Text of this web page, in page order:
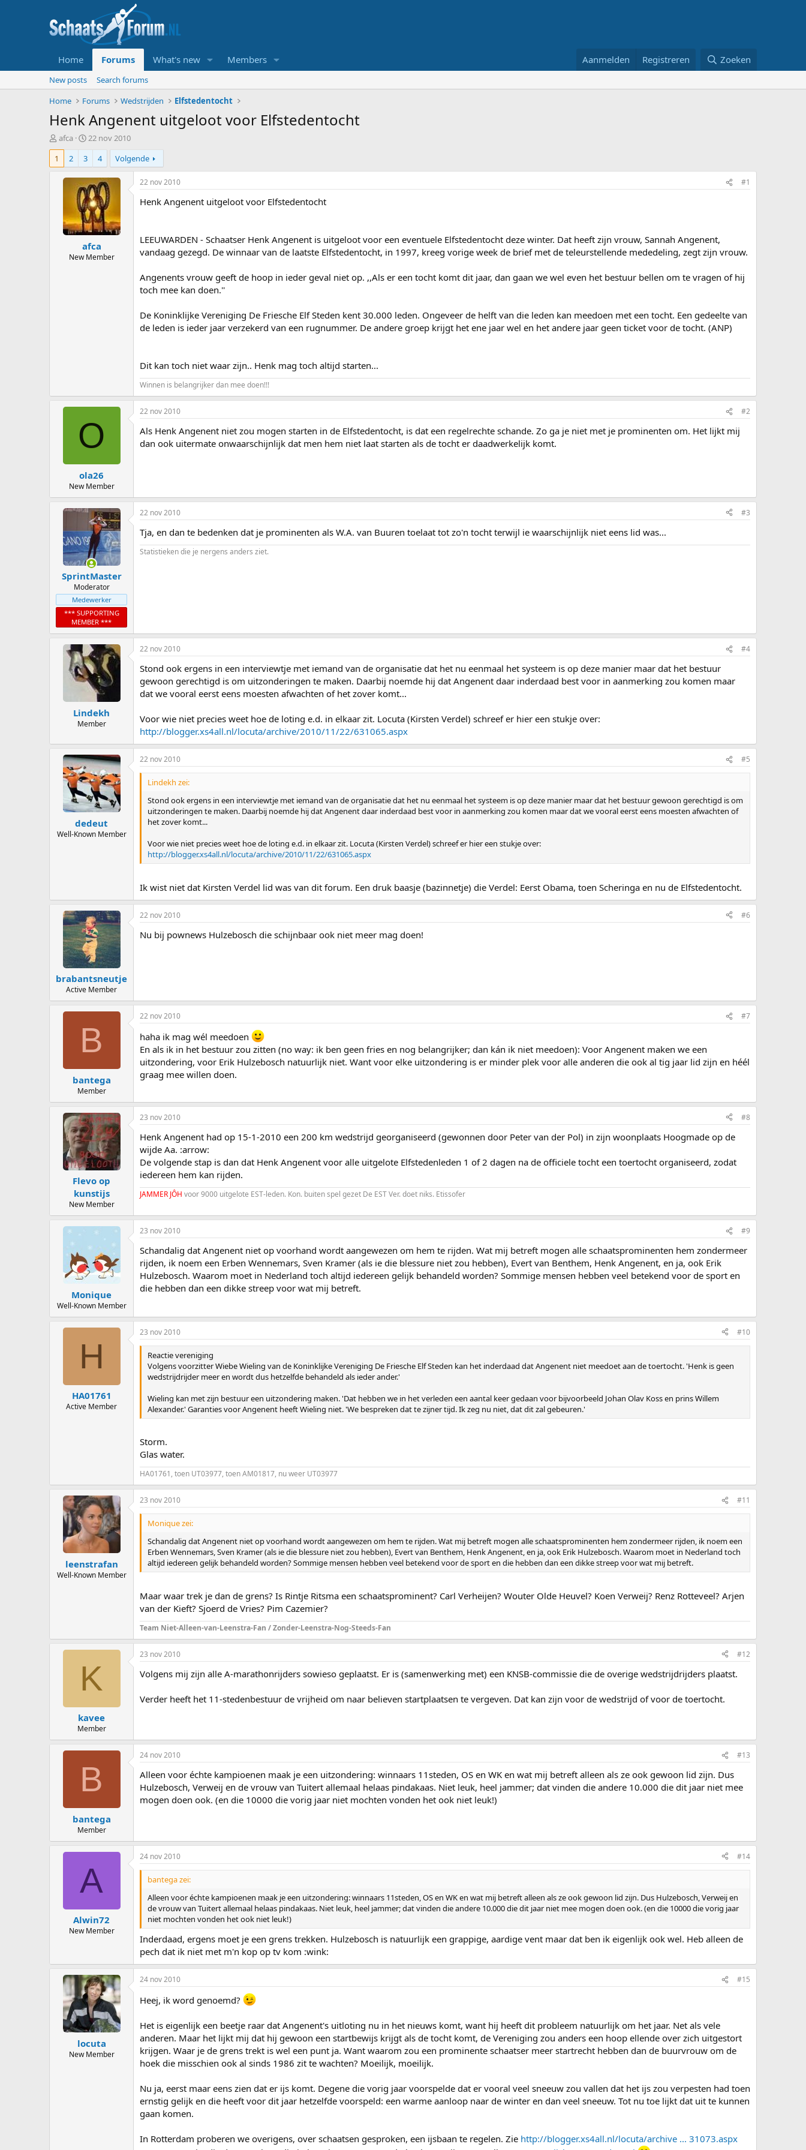
Home Forums What's new Members Aanmelden Registreren Zoeken
New posts
Search forums
Home
Forums Wedstrijden Elfstedentocht
Henk Angenent uitgeloot voor Elfstedentocht
T
o
i
afca
S
t
r
t
d
a
t
u
m
22 nov 2010
1
2 3 4 Volgende
afca
New Member
22 nov 2010 #1
Henk Angenent uitgeloot voor Elfstedentocht
LEEUWARDEN - Schaatser Henk Angenent is uitgeloot voor een eventuele Elfstedentocht deze winter. Dat heeft zijn vrouw, Sannah Angenent,
vandaag gezegd. De winnaar van de laatste Elfstedentocht, in 1997, kreeg vorige week de brief met de teleurstellende mededeling, zegt zijn vrouw.
Angenents vrouw geeft de hoop in ieder geval niet op. ,,Als er een tocht komt dit jaar, dan gaan we wel even het bestuur bellen om te vragen of hij
toch mee kan doen.''
De Koninklijke Vereniging De Friesche Elf Steden kent 30.000 leden. Ongeveer de helft van die leden kan meedoen met een tocht. Een gedeelte van
de leden is ieder jaar verzekerd van een rugnummer. De andere groep krijgt het ene jaar wel en het andere jaar geen ticket voor de tocht. (ANP)
Dit kan toch niet waar zijn.. Henk mag toch altijd starten...
Winnen is belangrijker dan mee doen!!!
O
ola26
New Member
22 nov 2010 #2
Als Henk Angenent niet zou mogen starten in de Elfstedentocht, is dat een regelrechte schande. Zo ga je niet met je prominenten om. Het lijkt mij
dan ook uitermate onwaarschijnlijk dat men hem niet laat starten als de tocht er daadwerkelijk komt.
SprintMaster
Moderator
Medewerker
*** SUPPORTING
MEMBER ***
22 nov 2010 #3
Tja, en dan te bedenken dat je prominenten als W.A. van Buuren toelaat tot zo'n tocht terwijl ie waarschijnlijk niet eens lid was...
Statistieken die je nergens anders ziet.
Lindekh
Member
22 nov 2010 #4
Stond ook ergens in een interviewtje met iemand van de organisatie dat het nu eenmaal het systeem is op deze manier maar dat het bestuur
gewoon gerechtigd is om uitzonderingen te maken. Daarbij noemde hij dat Angenent daar inderdaad best voor in aanmerking zou komen maar
dat we vooral eerst eens moesten afwachten of het zover komt...
Voor wie niet precies weet hoe de loting e.d. in elkaar zit. Locuta (Kirsten Verdel) schreef er hier een stukje over:
http://blogger.xs4all.nl/locuta/archive/2010/11/22/631065.aspx
dedeut
Well-Known Member
22 nov 2010 #5
Lindekh zei:
Stond ook ergens in een interviewtje met iemand van de organisatie dat het nu eenmaal het systeem is op deze manier maar dat het bestuur gewoon gerechtigd is om
uitzonderingen te maken. Daarbij noemde hij dat Angenent daar inderdaad best voor in aanmerking zou komen maar dat we vooral eerst eens moesten afwachten of
het zover komt...
Voor wie niet precies weet hoe de loting e.d. in elkaar zit. Locuta (Kirsten Verdel) schreef er hier een stukje over:
http://blogger.xs4all.nl/locuta/archive/2010/11/22/631065.aspx
Ik wist niet dat Kirsten Verdel lid was van dit forum. Een druk baasje (bazinnetje) die Verdel: Eerst Obama, toen Scheringa en nu de Elfstedentocht.
brabantsneutje
Active Member
22 nov 2010 #6
Nu bij pownews Hulzebosch die schijnbaar ook niet meer mag doen!
B
bantega
Member
22 nov 2010 #7
haha ik mag wél meedoen
En als ik in het bestuur zou zitten (no way: ik ben geen fries en nog belangrijker; dan kán ik niet meedoen): Voor Angenent maken we een
uitzondering, voor Erik Hulzebosch natuurlijk niet. Want voor elke uitzondering is er minder plek voor alle anderen die ook al tig jaar lid zijn en héél
graag mee willen doen.
Flevo op
kunstijs
New Member
23 nov 2010 #8
Henk Angenent had op 15-1-2010 een 200 km wedstrijd georganiseerd (gewonnen door Peter van der Pol) in zijn woonplaats Hoogmade op de
wijde Aa. :arrow:
De volgende stap is dan dat Henk Angenent voor alle uitgelote Elfstedenleden 1 of 2 dagen na de officiele tocht een toertocht organiseerd, zodat
iedereen hem kan rijden.
JAMMER JÔH voor 9000 uitgelote EST-leden. Kon. buiten spel gezet De EST Ver. doet niks. Etissofer
Monique
Well-Known Member
23 nov 2010 #9
Schandalig dat Angenent niet op voorhand wordt aangewezen om hem te rijden. Wat mij betreft mogen alle schaatsprominenten hem zondermeer
rijden, ik noem een Erben Wennemars, Sven Kramer (als ie die blessure niet zou hebben), Evert van Benthem, Henk Angenent, en ja, ook Erik
Hulzebosch. Waarom moet in Nederland toch altijd iedereen gelijk behandeld worden? Sommige mensen hebben veel betekend voor de sport en
die hebben dan een dikke streep voor wat mij betreft.
H
HA01761
Active Member
23 nov 2010 #10
Reactie vereniging
Volgens voorzitter Wiebe Wieling van de Koninklijke Vereniging De Friesche Elf Steden kan het inderdaad dat Angenent niet meedoet aan de toertocht. 'Henk is geen
wedstrijdrijder meer en wordt dus hetzelfde behandeld als ieder ander.'
Wieling kan met zijn bestuur een uitzondering maken. 'Dat hebben we in het verleden een aantal keer gedaan voor bijvoorbeeld Johan Olav Koss en prins Willem
Alexander.' Garanties voor Angenent heeft Wieling niet. 'We bespreken dat te zijner tijd. Ik zeg nu niet, dat dit zal gebeuren.'
Storm.
Glas water.
HA01761, toen UT03977, toen AM01817, nu weer UT03977
leenstrafan
Well-Known Member
23 nov 2010 #11
Monique zei:
Schandalig dat Angenent niet op voorhand wordt aangewezen om hem te rijden. Wat mij betreft mogen alle schaatsprominenten hem zondermeer rijden, ik noem een
Erben Wennemars, Sven Kramer (als ie die blessure niet zou hebben), Evert van Benthem, Henk Angenent, en ja, ook Erik Hulzebosch. Waarom moet in Nederland toch
altijd iedereen gelijk behandeld worden? Sommige mensen hebben veel betekend voor de sport en die hebben dan een dikke streep voor wat mij betreft.
Maar waar trek je dan de grens? Is Rintje Ritsma een schaatsprominent? Carl Verheijen? Wouter Olde Heuvel? Koen Verweij? Renz Rotteveel? Arjen
van der Kieft? Sjoerd de Vries? Pim Cazemier?
Team Niet-Alleen-van-Leenstra-Fan / Zonder-Leenstra-Nog-Steeds-Fan
K
kavee
Member
23 nov 2010 #12
Volgens mij zijn alle A-marathonrijders sowieso geplaatst. Er is (samenwerking met) een KNSB-commissie die de overige wedstrijdrijders plaatst.
Verder heeft het 11-stedenbestuur de vrijheid om naar believen startplaatsen te vergeven. Dat kan zijn voor de wedstrijd of voor de toertocht.
B
bantega
Member
24 nov 2010 #13
Alleen voor échte kampioenen maak je een uitzondering: winnaars 11steden, OS en WK en wat mij betreft alleen als ze ook gewoon lid zijn. Dus
Hulzebosch, Verweij en de vrouw van Tuitert allemaal helaas pindakaas. Niet leuk, heel jammer; dat vinden die andere 10.000 die dit jaar niet mee
mogen doen ook. (en die 10000 die vorig jaar niet mochten vonden het ook niet leuk!)
A
Alwin72
New Member
24 nov 2010 #14
bantega zei:
Alleen voor échte kampioenen maak je een uitzondering: winnaars 11steden, OS en WK en wat mij betreft alleen als ze ook gewoon lid zijn. Dus Hulzebosch, Verweij en
de vrouw van Tuitert allemaal helaas pindakaas. Niet leuk, heel jammer; dat vinden die andere 10.000 die dit jaar niet mee mogen doen ook. (en die 10000 die vorig jaar
niet mochten vonden het ook niet leuk!)
Inderdaad, ergens moet je een grens trekken. Hulzebosch is natuurlijk een grappige, aardige vent maar dat ben ik eigenlijk ook wel. Heb alleen de
pech dat ik niet met m'n kop op tv kom :wink:
locuta
New Member
24 nov 2010 #15
Heej, ik word genoemd?
Het is eigenlijk een beetje raar dat Angenent's uitloting nu in het nieuws komt, want hij heeft dit probleem natuurlijk om het jaar. Net als vele
anderen. Maar het lijkt mij dat hij gewoon een startbewijs krijgt als de tocht komt, de Vereniging zou anders een hoop ellende over zich uitgestort
krijgen. Waar je de grens trekt is wel een punt ja. Want waarom zou een prominente schaatser meer startrecht hebben dan de buurvrouw om de
hoek die misschien ook al sinds 1986 zit te wachten? Moeilijk, moeilijk.
Nu ja, eerst maar eens zien dat er ijs komt. Degene die vorig jaar voorspelde dat er vooral veel sneeuw zou vallen dat het ijs zou verpesten had toen
ernstig gelijk en die heeft voor dit jaar hetzelfde voorspeld: een warme aanloop naar de winter en dan veel sneeuw. Tot nu toe lijkt dat uit te kunnen
gaan komen.
In Rotterdam proberen we overigens, over schaatsen gesproken, een ijsbaan te regelen. Zie http://blogger.xs4all.nl/locuta/archive ... 31073.aspx